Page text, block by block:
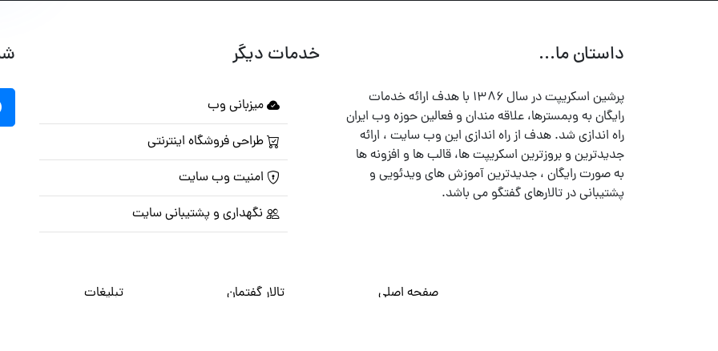
داستان ما...
پرشین اسکریپت در سال ۱۳۸۶ با هدف ارائه خدمات
رایگان به وبمسترها، علاقه مندان و فعالین حوزه وب ایران
راه اندازی شد. هدف از راه اندازی این وب سایت ، ارائه
جدیدترین و بروزترین اسکریپت ها، قالب ها و افزونه ها
به صورت رایگان ، جدیدترین آموزش های ویدئویی و
پشتیبانی در تالارهای گفتگو می باشد.
خدمات دیگر
میزبانی وب
طراحی فروشگاه اینترنتی
امنیت وب سایت
نگهداری و پشتیبانی سایت
صفحه اصلی تالار گفتمان تبلیغات